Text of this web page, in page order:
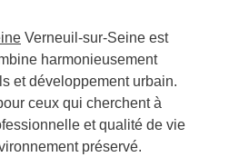
Verneuil-sur-Seine est
harmonieusement
et développement urbain.
ceux qui cherchent à
et qualité de vie
préservé.